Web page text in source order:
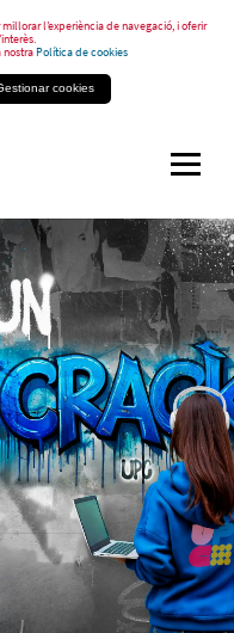
l’experiència de navegació, i oferir
nostraPolítica de cookies
cookies